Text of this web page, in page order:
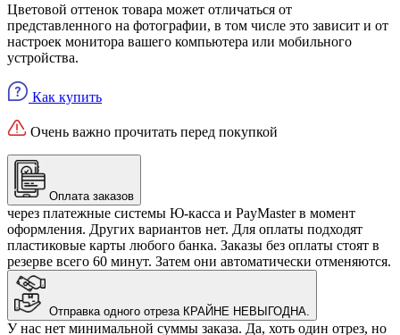
Цветовой оттенок товара может отличаться от
представленного на фотографии, в том числе это зависит и от
настроек монитора вашего компьютера или мобильного
устройства.
Как купить
Очень важно прочитать перед покупкой
Оплата заказов
через платежные системы Ю-касса и PayMaster в момент
оформления. Других вариантов нет. Для оплаты подходят
пластиковые карты любого банка. Заказы без оплаты стоят в
резерве всего 60 минут. Затем они автоматически отменяются.
Отправка одного отреза КРАЙНЕ НЕВЫГОДНА.
У нас нет минимальной суммы заказа. Да, хоть один отрез, но